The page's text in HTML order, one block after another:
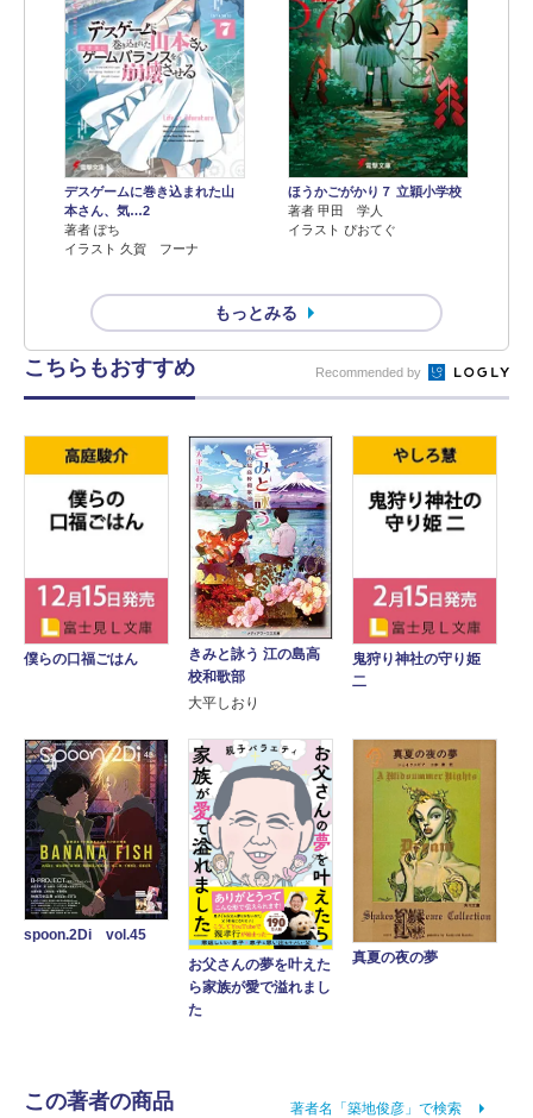
デスゲームに巻き込まれた山
本さん、気…2
著者 ぽち
イラスト 久賀 フーナ
ほうかごがかり７ 立穎小学校
著者 甲田 学人
イラスト ぴおてぐ
もっとみる
こちらもおすすめ Recommended by
僕らの口福ごはん
きみと詠う 江の島高
校和歌部
大平しおり
鬼狩り神社の守り姫
二
spoon.2Di vol.45
お父さんの夢を叶えた
ら家族が愛で溢れまし
た
真夏の夜の夢
この著者の商品 著者名「築地俊彦」で検索